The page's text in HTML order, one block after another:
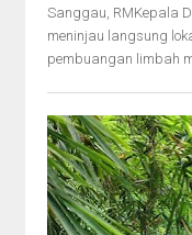
Sanggau, RMKepala
meninjau langsung
pembuangan limbah